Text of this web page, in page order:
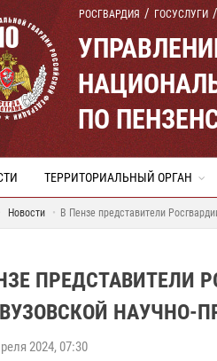
РОСГВАРДИЯ ГОСУСЛУГИ
ПО
ТЕРРИТОРИАЛЬНЫЙ ОРГАН
Новости В Пензе представители
ПРЕДСТАВИТЕЛИ
НАУЧНО-
2024, 07:30